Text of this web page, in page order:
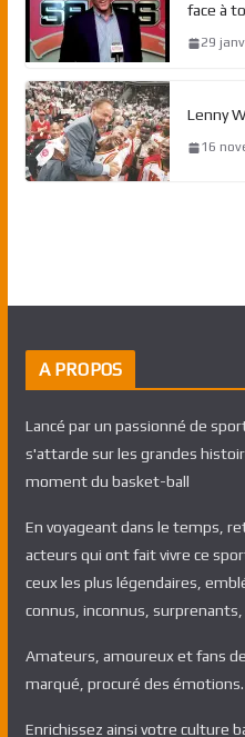
face à
29
Lenny
16
A PROPOS
Lancé par un passionné de
s'attarde sur les grandes
moment du basket-ball
En voyageant dans le temps,
acteurs qui ont fait vivre ce
ceux les plus légendaires,
connus, inconnus,
Amateurs, amoureux et fans
marqué, procuré des émotions.
Enrichissez ainsi votre culture